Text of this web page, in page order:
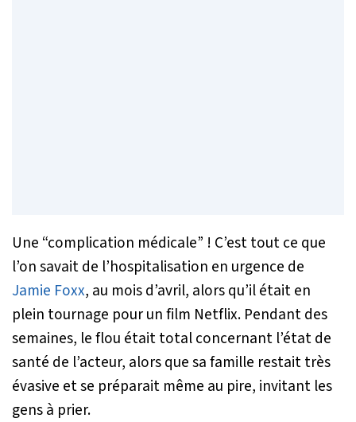
Une “complication médicale” ! C’est tout ce que
l’on savait de l’hospitalisation en urgence de
Jamie Foxx, au mois d’avril, alors qu’il était en
plein tournage pour un film Netflix. Pendant des
semaines, le flou était total concernant l’état de
santé de l’acteur, alors que sa famille restait très
évasive et se préparait même au pire, invitant les
gens à prier.